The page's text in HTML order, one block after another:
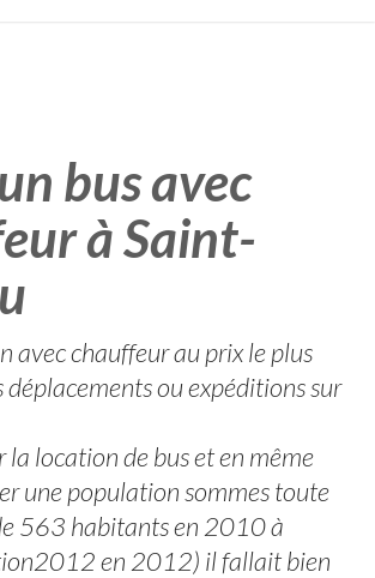
bus avec
à Saint-
avec chauffeur au prix le plus
déplacements ou expéditions sur
la location de bus et en même
une population sommes toute
563 habitants en 2010 à
en 2012) il fallait bien